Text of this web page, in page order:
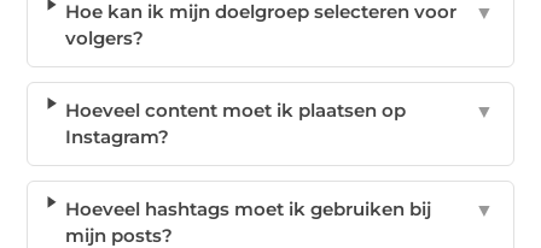
Hoe kan ik mijn doelgroep selecteren voor
volgers?
▼
Hoeveel content moet ik plaatsen op
Instagram?
▼
Hoeveel hashtags moet ik gebruiken bij
mijn posts?
▼